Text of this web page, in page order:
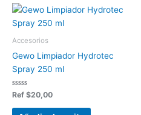
Accesorios
Gewo Limpiador Hydrotec
Spray 250 ml
Valorado
en
0
Ref $20,00